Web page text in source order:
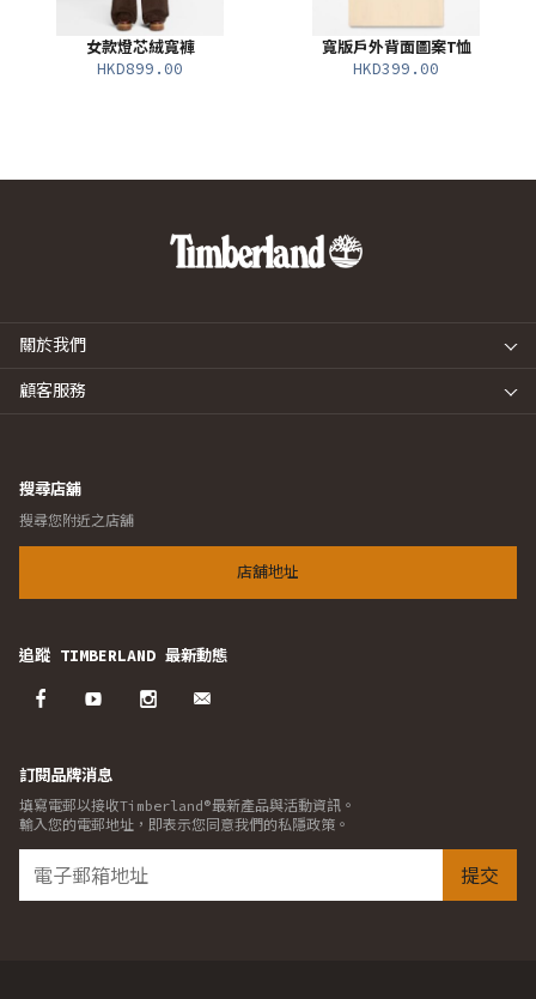
女款燈芯絨寬褲
HKD899.00
寬版戶外背面圖案T恤
HKD399.00
關於我們
顧客服務
搜尋店舖
搜尋您附近之店舖
店舖地址
追蹤 TIMBERLAND 最新動態
訂閱品牌消息
填寫電郵以接收Timberland®最新產品與活動資訊。
輸入您的電郵地址，即表示您同意我們的私隱政策。
提交